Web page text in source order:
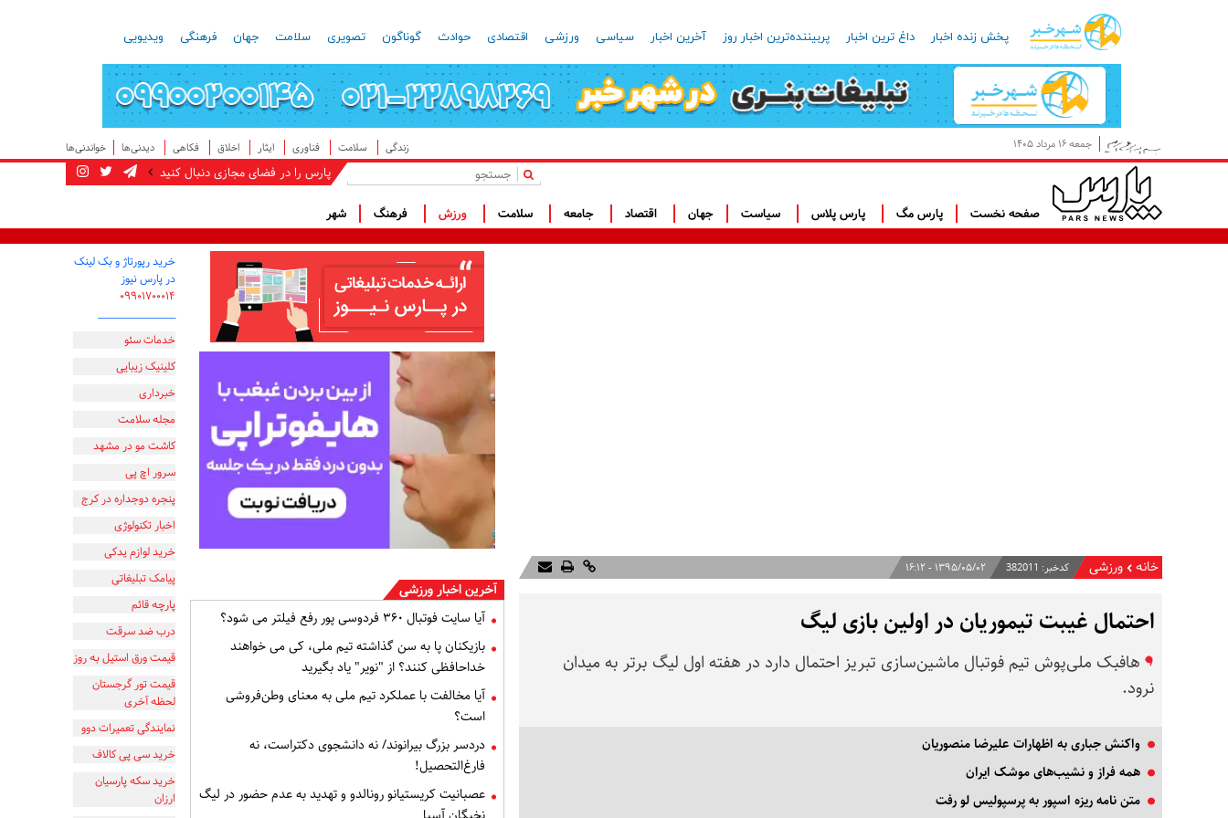
پخش زنده اخبار داغ ترین اخبار پربیننده‌ترین اخبار روز آخرین اخبار سیاسی ورزشی اقتصادی حوادث گوناگون تصویری سلامت جهان فرهنگی ویدیویی